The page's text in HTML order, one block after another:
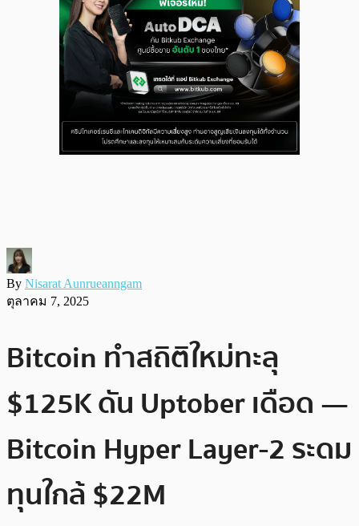
By Nisarat Aunrueanngam
ตุลาคม 7, 2025
Bitcoin ทำสถิติใหม่ทะลุ
$125K ดัน Uptober เดือด —
Bitcoin Hyper Layer-2 ระดม
ทุนใกล้ $22M